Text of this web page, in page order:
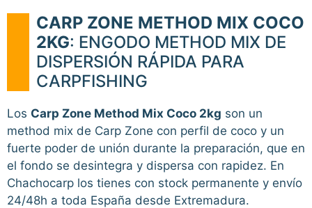
CARP ZONE METHOD MIX COCO
2KG: ENGODO METHOD MIX DE
DISPERSIÓN RÁPIDA PARA
CARPFISHING
Los Carp Zone Method Mix Coco 2kg son un
method mix de Carp Zone con perfil de coco y un
fuerte poder de unión durante la preparación, que en
el fondo se desintegra y dispersa con rapidez. En
Chachocarp los tienes con stock permanente y envío
24/48h a toda España desde Extremadura.